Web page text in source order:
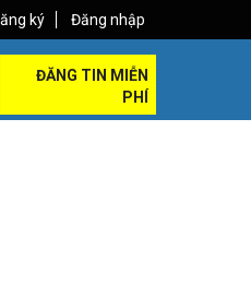
ký Đăng nhập
ĐĂNG TIN MIỄN
PHÍ